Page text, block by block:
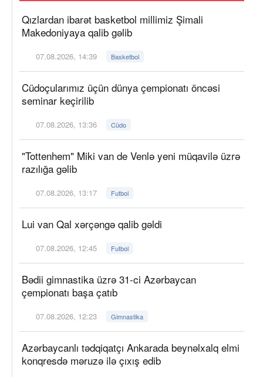
Qızlardan ibarət basketbol millimiz Şimali
Makedoniyaya qalib gəlib
07.08.2026, 14:39 Basketbol
Cüdoçularımız üçün dünya çempionatı öncəsi
seminar keçirilib
07.08.2026, 13:36 Cüdo
"Tottenhem" Miki van de Venlə yeni müqavilə üzrə
razılığa gəlib
07.08.2026, 13:17 Futbol
Lui van Qal xərçəngə qalib gəldi
07.08.2026, 12:45 Futbol
Bədii gimnastika üzrə 31-ci Azərbaycan
çempionatı başa çatıb
07.08.2026, 12:23 Gimnastika
Azərbaycanlı tədqiqatçı Ankarada beynəlxalq elmi
konqresdə məruzə ilə çıxış edib